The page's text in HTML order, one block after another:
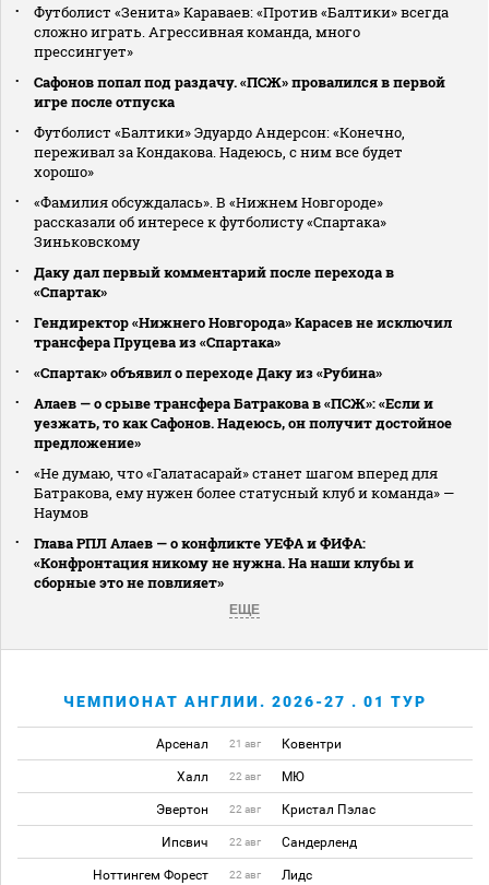
Футболист «Зенита» Караваев: «Против «Балтики» всегда
сложно играть. Агрессивная команда, много
прессингует»
Сафонов попал под раздачу. «ПСЖ» провалился в первой
игре после отпуска
Футболист «Балтики» Эдуардо Андерсон: «Конечно,
переживал за Кондакова. Надеюсь, с ним все будет
хорошо»
«Фамилия обсуждалась». В «Нижнем Новгороде»
рассказали об интересе к футболисту «Спартака»
Зиньковскому
Даку дал первый комментарий после перехода в
«Спартак»
Гендиректор «Нижнего Новгорода» Карасев не исключил
трансфера Пруцева из «Спартака»
«Спартак» объявил о переходе Даку из «Рубина»
Алаев — о срыве трансфера Батракова в «ПСЖ»: «Если и
уезжать, то как Сафонов. Надеюсь, он получит достойное
предложение»
«Не думаю, что «Галатасарай» станет шагом вперед для
Батракова, ему нужен более статусный клуб и команда» —
Наумов
Глава РПЛ Алаев — о конфликте УЕФА и ФИФА:
«Конфронтация никому не нужна. На наши клубы и
сборные это не повлияет»
ЕЩЕ
ЧЕМПИОНАТ АНГЛИИ. 2026-27 . 01 ТУР
Арсенал 21 авг Ковентри
Халл 22 авг МЮ
Эвертон 22 авг Кристал Пэлас
Ипсвич 22 авг Сандерленд
Ноттингем Форест 22 авг Лидс